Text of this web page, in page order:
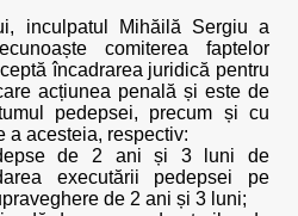
inculpatul Mihăilă Sergiu a
comiterea faptelor
încadrarea juridică pentru
acțiunea penală și este de
pedepsei, precum și cu
a acesteia, respectiv:
de 2 ani și 3 luni de
executării pedepsei pe
de 2 ani și 3 luni;